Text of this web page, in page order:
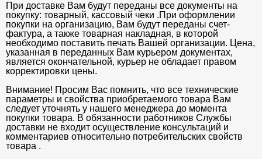
При доставке Вам будут переданы все документы на
покупку: товарный, кассовый чеки .При оформлении
покупки на организацию, Вам будут переданы счет-
фактура, а также товарная накладная, в которой
необходимо поставить печать Вашей организации. Цена,
указанная в переданных Вам курьером документах,
является окончательной, курьер не обладает правом
корректировки цены.
Внимание! Просим Вас помнить, что все технические
параметры и свойства приобретаемого товара Вам
следует уточнять у нашего менеджера до момента
покупки товара. В обязанности работников Службы
доставки не входит осуществление консультаций и
комментариев относительно потребительских свойств
товара .